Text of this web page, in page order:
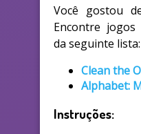
Você gostou
Encontre
da seguinte lista:
Clean the
Alphabet:
Instruções: